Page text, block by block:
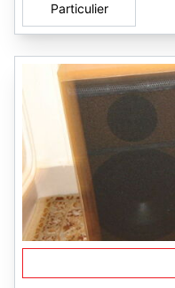
Particulier